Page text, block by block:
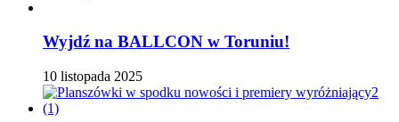
Wyjdź na BALLCON w Toruniu!
10 listopada 2025